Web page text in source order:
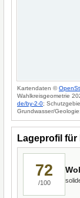
Kartendaten ©
Wahlkreisgeometrie
de/by-2-0;
Grundwasser/
Lageprofil für
72
/100